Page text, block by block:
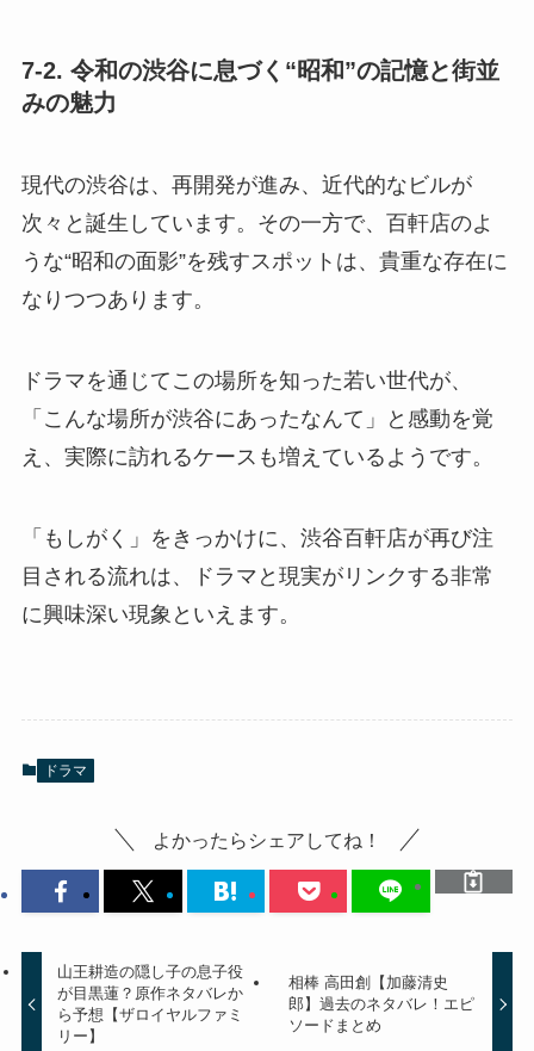
7-2. 令和の渋谷に息づく“昭和”の記憶と街並
みの魅力
現代の渋谷は、再開発が進み、近代的なビルが
次々と誕生しています。その一方で、百軒店のよ
うな“昭和の面影”を残すスポットは、貴重な存在に
なりつつあります。
ドラマを通じてこの場所を知った若い世代が、
「こんな場所が渋谷にあったなんて」と感動を覚
え、実際に訪れるケースも増えているようです。
「もしがく」をきっかけに、渋谷百軒店が再び注
目される流れは、ドラマと現実がリンクする非常
に興味深い現象といえます。
ドラマ
よかったらシェアしてね！
山王耕造の隠し子の息子役
が目黒蓮？原作ネタバレか
ら予想【ザロイヤルファミ
リー】
相棒 高田創【加藤清史
郎】過去のネタバレ！エピ
ソードまとめ